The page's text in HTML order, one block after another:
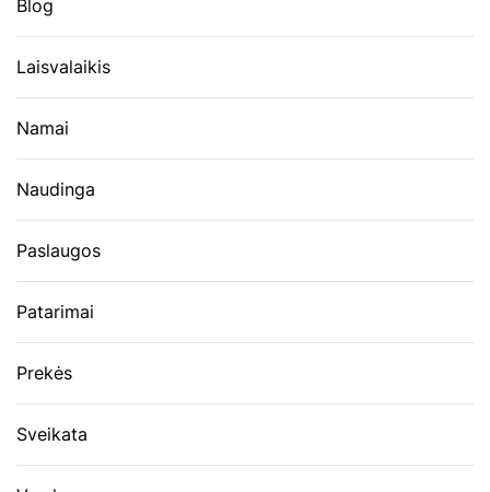
Blog
Laisvalaikis
Namai
Naudinga
Paslaugos
Patarimai
Prekės
Sveikata